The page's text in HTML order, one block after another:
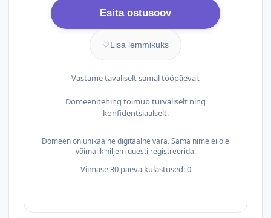
Esita ostusoov
♡Lisa lemmikuks
Vastame tavaliselt samal tööpäeval.
Domeenitehing toimub turvaliselt ning
konfidentsiaalselt.
Domeen on unikaalne digitaalne vara. Sama nime ei ole
võimalik hiljem uuesti registreerida.
Viimase 30 päeva külastused: 0